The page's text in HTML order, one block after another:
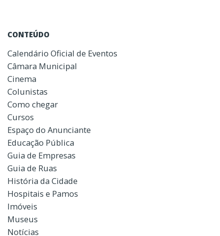
CONTEÚDO
Calendário Oficial de Eventos
Câmara Municipal
Cinema
Colunistas
Como chegar
Cursos
Espaço do Anunciante
Educação Pública
Guia de Empresas
Guia de Ruas
História da Cidade
Hospitais e Pamos
Imóveis
Museus
Notícias